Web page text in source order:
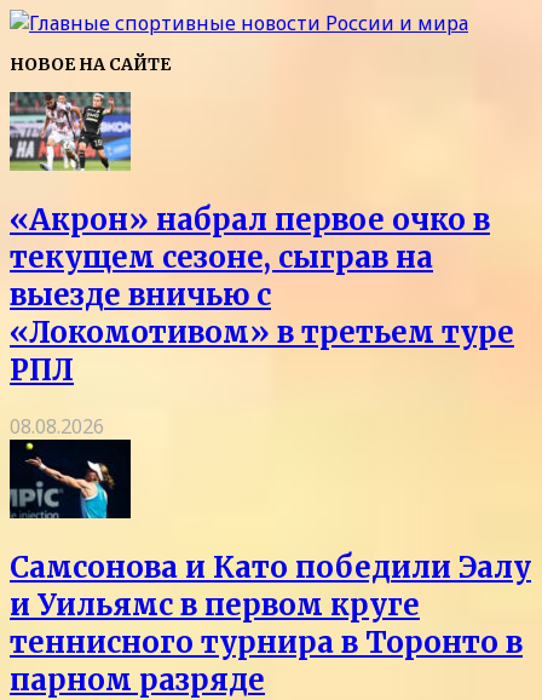
НОВОЕ НА САЙТЕ
«Акрон» набрал первое очко в
текущем сезоне, сыграв на
выезде вничью с
«Локомотивом» в третьем туре
РПЛ
08.08.2026
Самсонова и Като победили Эалу
и Уильямс в первом круге
теннисного турнира в Торонто в
парном разряде